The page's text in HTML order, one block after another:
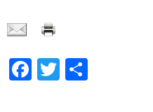
Facebook
Twitter
Share